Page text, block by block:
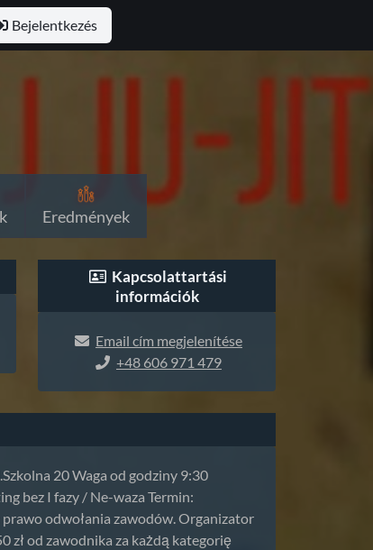
Bejelentkezés
Eredmények
Kapcsolattartási
információk
Email cím megjelenítése
+48 606 971 479
20 Waga od godziny 9:30
bez I fazy / Ne-waza Termin:
odwołania zawodów. Organizator
zł od zawodnika za każdą kategorię